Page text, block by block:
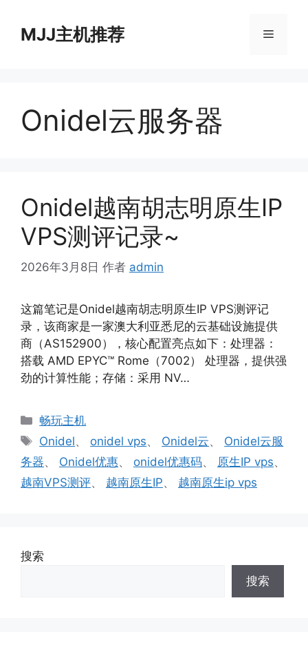
MJJ主机推荐 菜
Onidel云服务器
Onidel越南胡志明原生IP
VPS测评记录~
2026年3月8日 作者 admin
这篇笔记是Onidel越南胡志明原生IP VPS测评记
录，该商家是一家澳大利亚悉尼的云基础设施提供
商（AS152900），核心配置亮点如下：处理器：
搭载 AMD EPYC™ Rome（7002） 处理器，提供强
劲的计算性能；存储：采用 NV…
分
类
畅玩主机
标
签
Onidel、 onidel vps、 Onidel云、 Onidel云服
务器、 Onidel优惠、 onidel优惠码、 原生IP vps、
越南VPS测评、 越南原生IP、 越南原生ip vps
搜索
搜索